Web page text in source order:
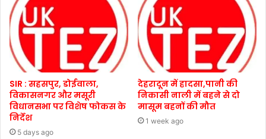
SIR : सहसपुर, डोईवाला,
विकासनगर और मसूरी
विधानसभा पर विशेष फोकस के
निर्देश
5 days ago
देहरादून में हादसा,पानी की
निकासी नाली में बहने से दो
मासूम बहनों की मौत
1 week ago